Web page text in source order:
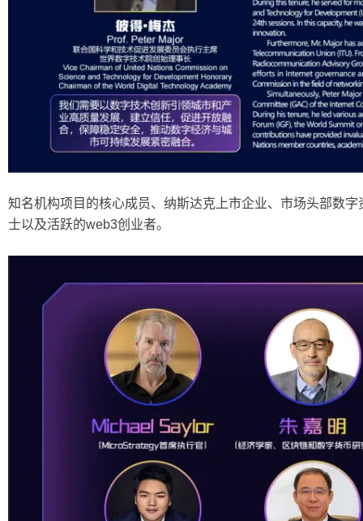
知名机构项目的核心成员、纳斯达克上市企业、市场头部数
士以及活跃的web3创业者。